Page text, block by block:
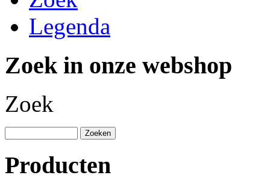
Legenda
Zoek in onze webshop
Zoek
Producten